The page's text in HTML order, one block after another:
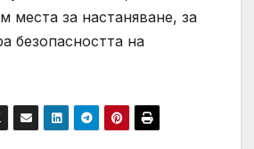
места за настаняване, за
безопасността на